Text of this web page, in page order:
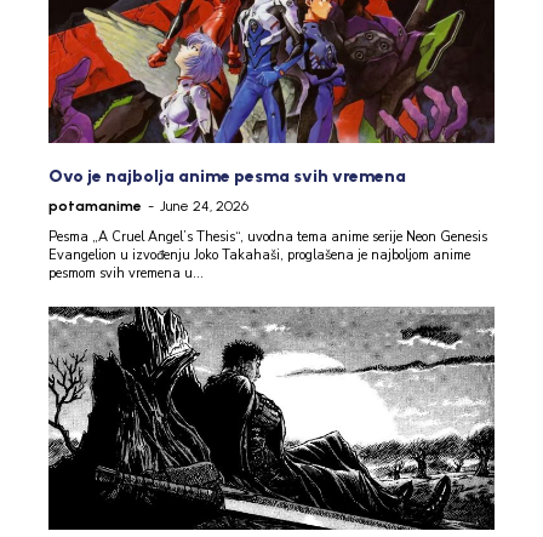
Ovo je najbolja anime pesma svih vremena
potamanime - June 24, 2026
Pesma „A Cruel Angel’s Thesis“, uvodna tema anime serije Neon Genesis
Evangelion u izvođenju Joko Takahaši, proglašena je najboljom anime
pesmom svih vremena u...